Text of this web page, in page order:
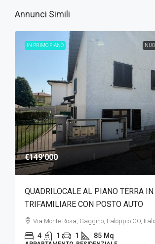
Annunci Simili
IN PRIMO PIANO
€149'000
QUADRILOCALE AL PIANO TERRA IN
TRIFAMILIARE CON POSTO AUTO
Via Monte Rosa, Gaggino, Faloppio CO,
4 1 1 85 Mq